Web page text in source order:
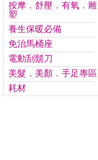
按摩．舒壓．有氧．雕
塑
養生保暖必備
免治馬桶座
電動刮鬍刀
美髮．美顏．手足專區
耗材